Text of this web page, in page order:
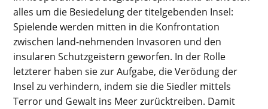
alles um die Besiedelung der titelgebenden Insel:
Spielende werden mitten in die Konfrontation
zwischen land-nehmenden Invasoren und den
insularen Schutzgeistern geworfen. In der Rolle
letzterer haben sie zur Aufgabe, die Verödung der
Insel zu verhindern, indem sie die Siedler mittels
Terror und Gewalt ins Meer zurücktreiben. Damit